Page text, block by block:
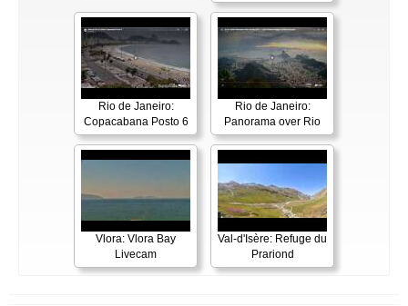
Rio de Janeiro:
Copacabana Posto 6
Rio de Janeiro:
Panorama over Rio
Vlora: Vlora Bay
Livecam
Val-d'Isère: Refuge du
Prariond